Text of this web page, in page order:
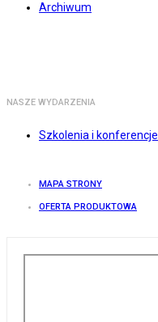
Archiwum
NASZE WYDARZENIA
Szkolenia i konferencje
MAPA STRONY
OFERTA PRODUKTOWA